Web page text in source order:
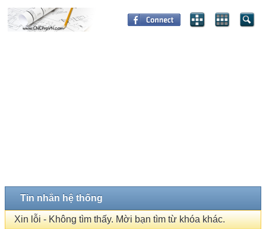
Tin nhắn hệ thống
Xin lỗi - Không tìm thấy. Mời bạn tìm từ khóa khác.